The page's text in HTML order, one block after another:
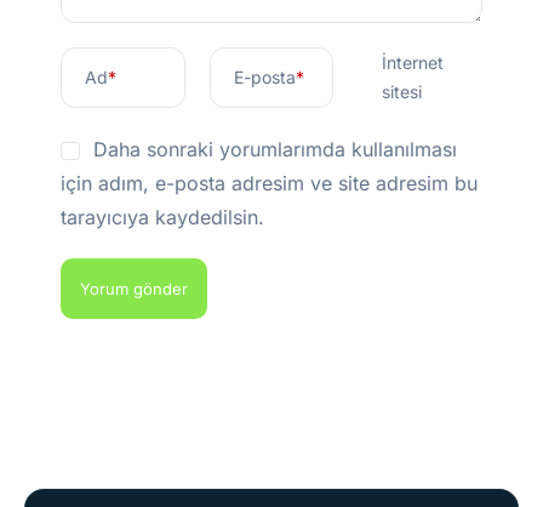
Ad* E-posta*
İnternet
sitesi
Daha sonraki yorumlarımda kullanılması
için adım, e-posta adresim ve site adresim bu
tarayıcıya kaydedilsin.